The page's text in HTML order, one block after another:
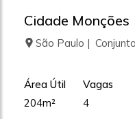
Cidade Monções
São Paulo |
Área Útil
204m²
Vagas
4